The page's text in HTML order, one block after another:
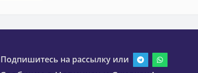
Подпишитесь на рассылку или